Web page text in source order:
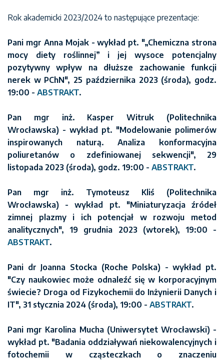
Rok akademicki 2023/2024 to następujące prezentacje:
Pani mgr Anna Mojak - wykład pt. "„Chemiczna strona
mocy diety roślinnej” i jej wysoce potencjalny
pozytywny wpływ na dłuższe zachowanie funkcji
nerek w PChN", 25 października 2023 (środa), godz.
19:00 - ABSTRAKT.
Pan mgr inż. Kasper Witruk (Politechnika
Wrocławska) - wykład pt. "Modelowanie polimerów
inspirowanych naturą. Analiza konformacyjna
poliuretanów o zdefiniowanej sekwencji", 29
listopada 2023 (środa), godz. 19:00 - ABSTRAKT.
Pan mgr inż. Tymoteusz Kliś (Politechnika
Wrocławska) - wykład pt. "Miniaturyzacja źródeł
zimnej plazmy i ich potencjał w rozwoju metod
analitycznych", 19 grudnia 2023 (wtorek), 19:00 -
ABSTRAKT.
Pani dr Joanna Stocka (Roche Polska) - wykład pt.
"Czy naukowiec może odnaleźć się w korporacyjnym
świecie? Droga od Fizykochemii do Inżynierii Danych i
IT", 31 stycznia 2024 (środa), 19:00 - ABSTRAKT.
Pani mgr Karolina Mucha (Uniwersytet Wrocławski) -
wykład pt. "Badania oddziaływań niekowalencyjnych i
fotochemii w cząsteczkach o znaczeniu